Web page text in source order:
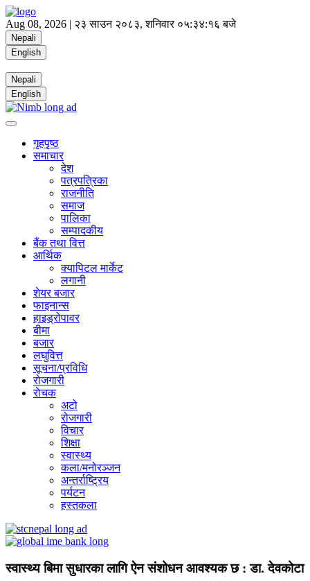
Aug 08, 2026 | २३ साउन २०८३, शनिवार ०५:३४:१७ बजे
Nepali
English
Nepali
English
गृहपृष्ठ
समाचार
देश
पत्रपत्रिका
राजनीति
समाज
पालिका
सम्पादकीय
बैंक तथा वित्त
आर्थिक
क्यापिटल मार्केट
लगानी
शेयर बजार
फाइनान्स
हाइड्रोपावर
बीमा
बजार
लघुवित्त
सूचना/प्रविधि
रोजगारी
राेचक
अटो
रोजगारी
विचार
शिक्षा
स्वास्थ्य
कला/मनोरञ्जन
अन्तर्राष्ट्रिय
पर्यटन
हस्तकला
स्वास्थ्य बिमा सुधारका लागि ऐन संशोधन आवश्यक छ : डा. देवकोटा